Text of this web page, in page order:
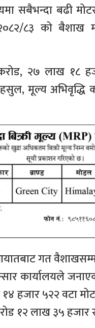
सबैभन्दा बढी
८३ को बैशाख
२७ लाख १८
मूल्य अभिवृद्धि
गत
कार्यालयले
हजार ५२२ वटा
१२ लाख ३५ हजार